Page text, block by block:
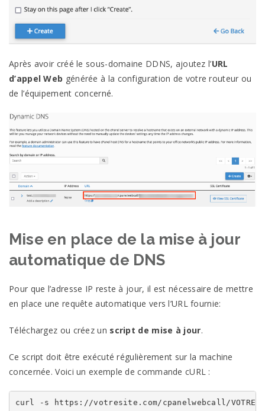
Après avoir créé le sous-domaine DDNS, ajoutez l’URL
d’appel Web générée à la configuration de votre routeur ou
de l’équipement concerné.
Mise en place de la mise à jour
automatique de DNS
Pour que l’adresse IP reste à jour, il est nécessaire de mettre
en place une requête automatique vers l’URL fournie:
Téléchargez ou créez un script de mise à jour.
Ce script doit être exécuté régulièrement sur la machine
concernée. Voici un exemple de commande cURL :
curl -s https://votresite.com/cpanelwebcall/